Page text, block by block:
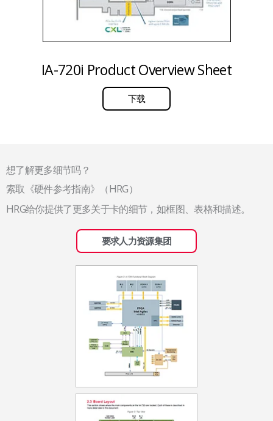
IA-720i Product Overview Sheet
下载
想了解更多细节吗？
索取《硬件参考指南》（HRG）
HRG给你提供了更多关于卡的细节，如框图、表格和描述。
要求人力资源集团